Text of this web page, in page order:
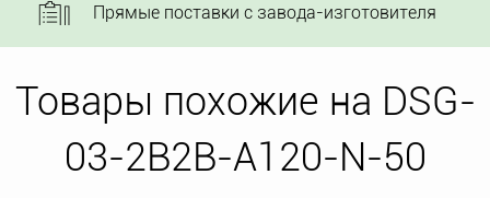
Прямые поставки с завода-изготовителя
Товары похожие на DSG-
03-2B2B-A120-N-50